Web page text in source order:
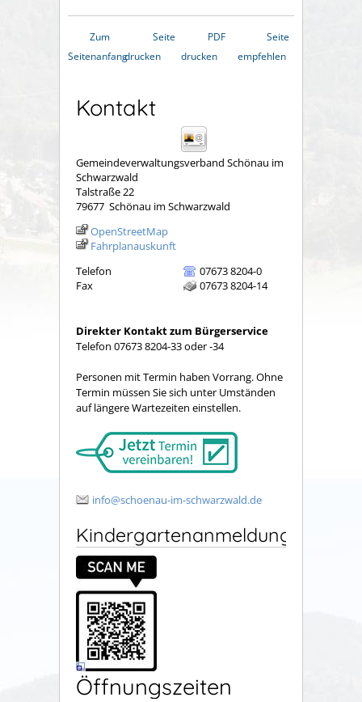
Zum
Seitenanfang
Seite
drucken
PDF
drucken
Seite
empfehlen
Kontakt
Gemeindeverwaltungsverband Schönau im
Schwarzwald
Talstraße 22
79677 Schönau im Schwarzwald
OpenStreetMap
Fahrplanauskunft
Telefon
07673 8204-0
Fax
07673 8204-14
Direkter Kontakt zum Bürgerservice
Telefon 07673 8204-33 oder -34
Personen mit Termin haben Vorrang. Ohne
Termin müssen Sie sich unter Umständen
auf längere Wartezeiten einstellen.
info@schoenau-im-schwarzwald.de
Kindergartenanmeldung
Öffnungszeiten